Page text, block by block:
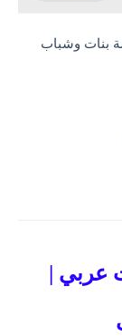
بنات وشباب
عربي |